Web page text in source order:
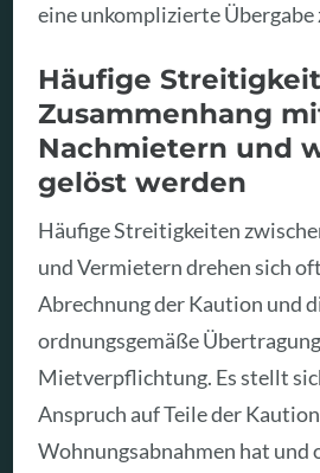
eine unkomplizierte
Häufige
Zusammenhang
Nachmietern und
gelöst werden
Häufige Streitigkeiten
und Vermietern drehen sich
Abrechnung der Kaution und
ordnungsgemäße
Mietverpflichtung. Es stellt
Anspruch auf Teile der
Wohnungsabnahmen hat und